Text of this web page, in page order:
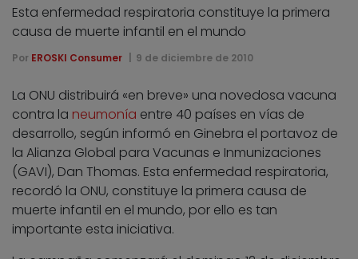
Esta enfermedad respiratoria constituye la primera
causa de muerte infantil en el mundo
Por EROSKI Consumer 9 de diciembre de 2010
La ONU distribuirá «en breve» una novedosa vacuna
contra la neumonía entre 40 países en vías de
desarrollo, según informó en Ginebra el portavoz de
la Alianza Global para Vacunas e Inmunizaciones
(GAVI), Dan Thomas. Esta enfermedad respiratoria,
recordó la ONU, constituye la primera causa de
muerte infantil en el mundo, por ello es tan
importante esta iniciativa.